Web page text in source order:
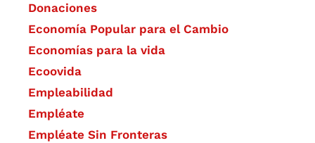
Donaciones
Economía Popular para el Cambio
Economías para la vida
Ecoovida
Empleabilidad
Empléate
Empléate Sin Fronteras